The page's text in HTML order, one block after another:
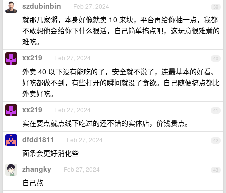
39
szdubinbin Feb 27, 2024
就那几家粥，本身好像就卖 10 来块，平台再给你抽一点，我都
不敢想他会给你下什么狠活，自己简单搞点吧，这玩意很难煮的
难吃。
40
xx219 Feb 27, 2024
外卖 40 以下没有能吃的了，安全就不说了，连最基本的好看、
好吃都做不到，有些打开的瞬间就没了食欲。自己随便搞点都比
外卖好吃。
41
xx219 Feb 27, 2024
实在要点就点线下吃过的还不错的实体店，价钱贵点。
42
dfdd1811 Feb 27, 2024
面条会更好消化些
43
zhangky Feb 27, 2024
自己熬